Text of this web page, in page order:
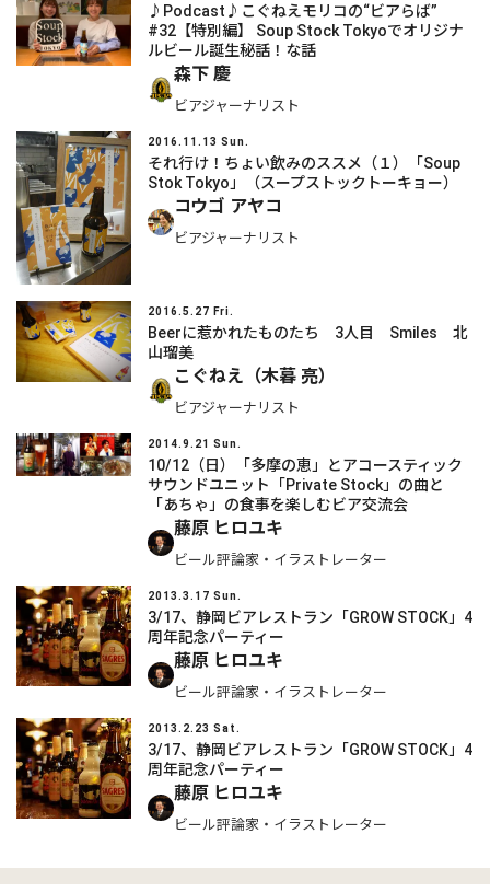
♪Podcast♪こぐねえモリコの“ビアらば”
#32【特別編】 Soup Stock Tokyoでオリジナ
ルビール誕生秘話！な話
森下 慶
ビアジャーナリスト
2016.11.13 Sun.
それ行け！ちょい飲みのススメ（１）「Soup
Stok Tokyo」（スープストックトーキョー）
コウゴ アヤコ
ビアジャーナリスト
2016.5.27 Fri.
Beerに惹かれたものたち 3人目 Smiles 北
山瑠美
こぐねえ（木暮 亮）
ビアジャーナリスト
2014.9.21 Sun.
10/12（日）「多摩の恵」とアコースティック
サウンドユニット「Private Stock」の曲と
「あちゃ」の食事を楽しむビア交流会
藤原 ヒロユキ
ビール評論家・イラストレーター
2013.3.17 Sun.
3/17、静岡ビアレストラン「GROW STOCK」4
周年記念パーティー
藤原 ヒロユキ
ビール評論家・イラストレーター
2013.2.23 Sat.
3/17、静岡ビアレストラン「GROW STOCK」4
周年記念パーティー
藤原 ヒロユキ
ビール評論家・イラストレーター